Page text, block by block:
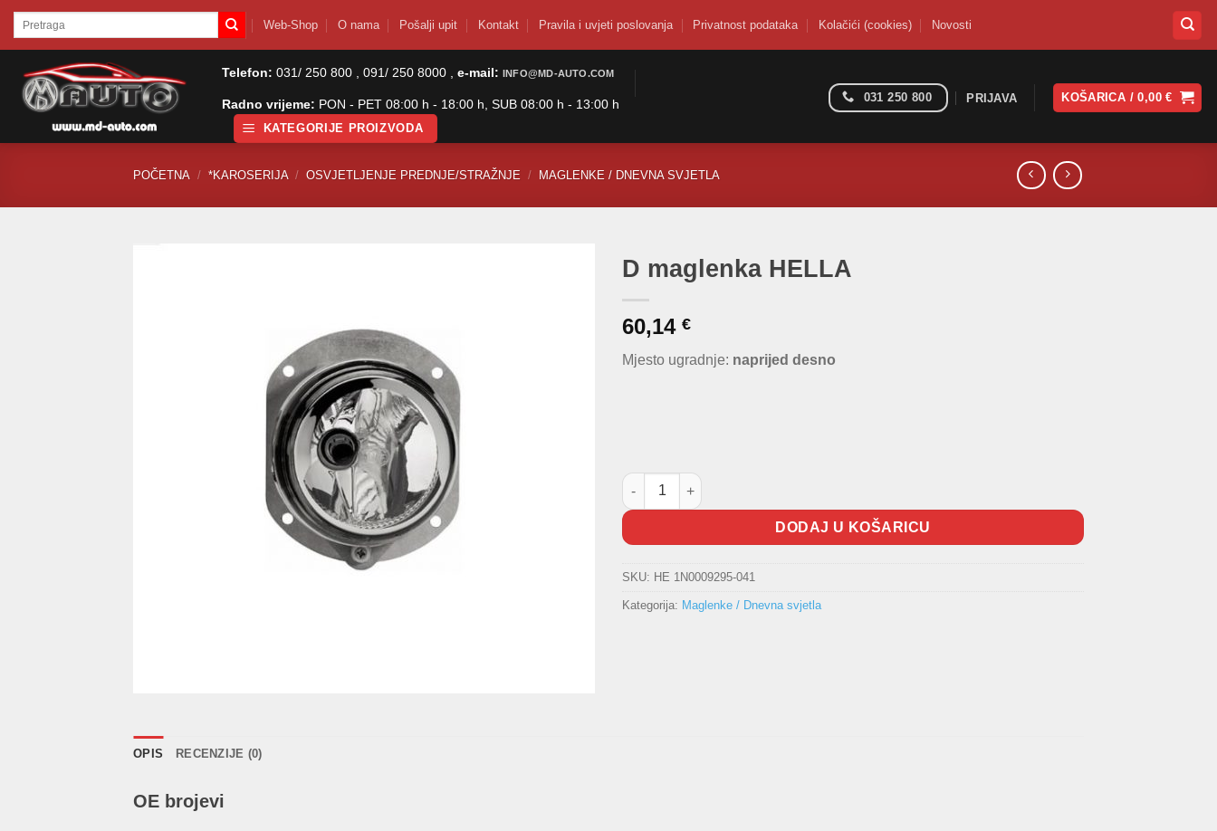
SkipPretraži: Web-Shop O nama Pošalji upit Kontakt Pravila i uvjeti poslovanja Privatnost podataka Kolačići (cookies) Novosti
Telefon: 031/ 250 800 , 091/ 250 8000 , e-mail: INFO@MD-AUTO.COM
Radno vrijeme: PON - PET 08:00 h - 18:00 h, SUB 08:00 h - 13:00 h
KATEGORIJE PROIZVODA
031 250 800 PRIJAVA KOŠARICA /0,00€
POČETNA / *KAROSERIJA / OSVJETLJENJE PREDNJE/STRAŽNJE / MAGLENKE / DNEVNA SVJETLA
D maglenka HELLA
60,14 €
Mjesto ugradnje: naprijed desno
D maglenka HELLA količina
DODAJ U KOŠARICU
SKU: HE 1N0009295-041
Kategorija: Maglenke / Dnevna svjetla
OPIS RECENZIJE (0)
OE brojevi